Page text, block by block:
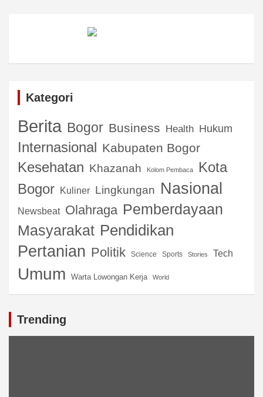
Kategori
Berita Bogor Business Health Hukum
Internasional Kabupaten Bogor
Kesehatan Khazanah Kolom Pembaca
Kota
Bogor
Kuliner Lingkungan Nasional
Newsbeat Olahraga Pemberdayaan
Masyarakat Pendidikan
Pertanian Politik Science Sports Stories Tech
Umum Warta Lowongan Kerja World
Trending